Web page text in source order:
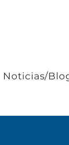
Noticias/